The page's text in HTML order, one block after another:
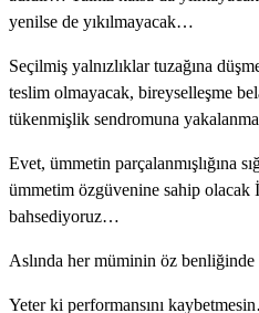
yenilse de yıkılmayacak…
Seçilmiş yalnızlıklar tuzağına
teslim olmayacak, bireyselleşme
tükenmişlik sendromuna
Evet, ümmetin parçalanmışlığına
ümmetim özgüvenine sahip olacak
bahsediyoruz…
Aslında her müminin öz
Yeter ki performansını